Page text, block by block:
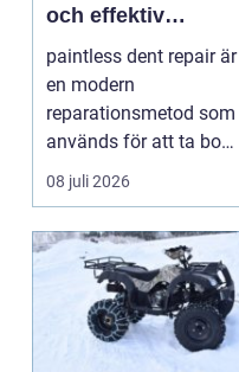
och effektiv
reparation av
bucklor
paintless dent repair är
en modern
reparationsmetod som
används för att ta bort
bucklor i bilplåt ut...
08 juli 2026